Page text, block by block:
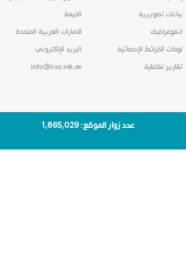
بيانات تصويرية
انفوغرافيك
لوحات الخرائط الإحصائية
تقارير تفاعلية
الخيمة
الامارات العربية المتحدة
البريد الإلكتروني:
info@css.rak.ae
عدد زوار الموقع: 1٬865٬029